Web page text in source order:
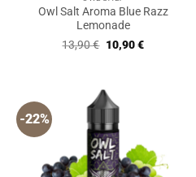
Owl Salt Aroma Blue Razz
Lemonade
13,90€ Ursprünglicher
Preis
10,90€Aktueller
-22%